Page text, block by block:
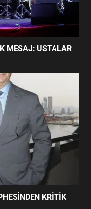
KRİTİK
NEYE İSYAN
İHRACAT
UYARI
FİNAL: U14
NE YAŞANDI?
MESAJ: USTALAR
KRİTİK